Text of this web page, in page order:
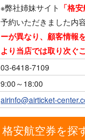
※弊社姉妹サイト 「格
予約いただきました内容
ーが異なり、顧客情報
より当店では取り次ぐ
03-6418-7109
9:00～18:00
airinfo@airticket-
格安航空券を探